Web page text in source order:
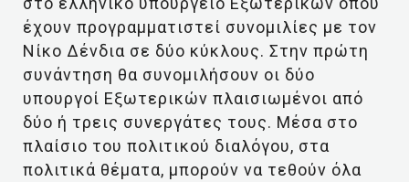
έχουν προγραμματιστεί συνομιλίες με τον
Νίκο Δένδια σε δύο κύκλους. Στην πρώτη
συνάντηση θα συνομιλήσουν οι δύο
υπουργοί Εξωτερικών πλαισιωμένοι από
δύο ή τρεις συνεργάτες τους. Μέσα στο
πλαίσιο του πολιτικού διαλόγου, στα
πολιτικά θέματα, μπορούν να τεθούν όλα